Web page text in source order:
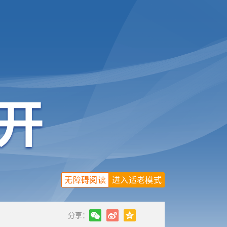
进入适老模式
无障碍阅读
分享：